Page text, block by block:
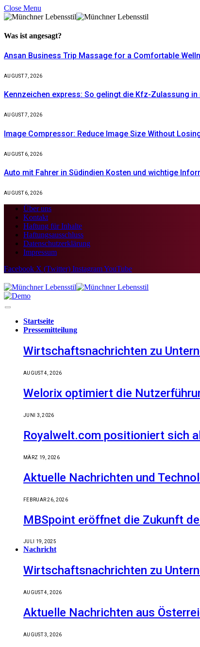
Close Menu
Was ist angesagt?
Ansan Business Trip Massage for a Comfortable
AUGUST 7, 2026
Kennzeichen express: So gelingt die Kfz-Zulassung in
AUGUST 7, 2026
Image Compressor: Reduce Image Size Without
AUGUST 6, 2026
Auto mit Fahrer in Südindien Kosten und wichtige
AUGUST 6, 2026
Über uns
Kontakt
Haftung für Inhalte
Haftungsausschluss
Datenschutzerklärung
Impressum
Facebook X (Twitter) InstagramYouTube
Startseite
Pressemitteilung
Wirtschaftsnachrichten zu
AUGUST 4, 2026
Welorix optimiert die
JUNI 3, 2026
Royalwelt.com positioniert sich
MÄRZ 19, 2026
Aktuelle Nachrichten und
FEBRUAR 26, 2026
MBSpoint eröffnet die Zukunft
JULI 19, 2025
Nachricht
Wirtschaftsnachrichten zu
AUGUST 4, 2026
Aktuelle Nachrichten aus
AUGUST 3, 2026